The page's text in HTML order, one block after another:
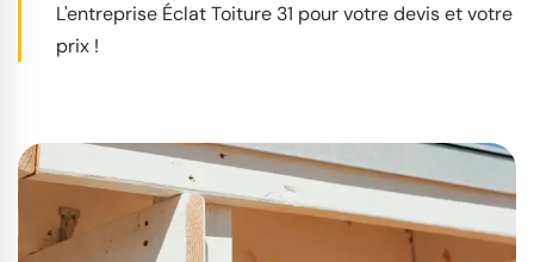
L'entreprise Éclat Toiture 31 pour votre devis et votre
prix !